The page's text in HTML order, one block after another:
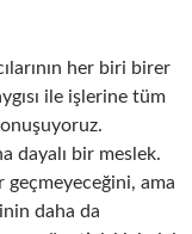
her biri birer
ile işlerine tüm
dayalı bir meslek.
geçmeyeceğini, ama
daha da